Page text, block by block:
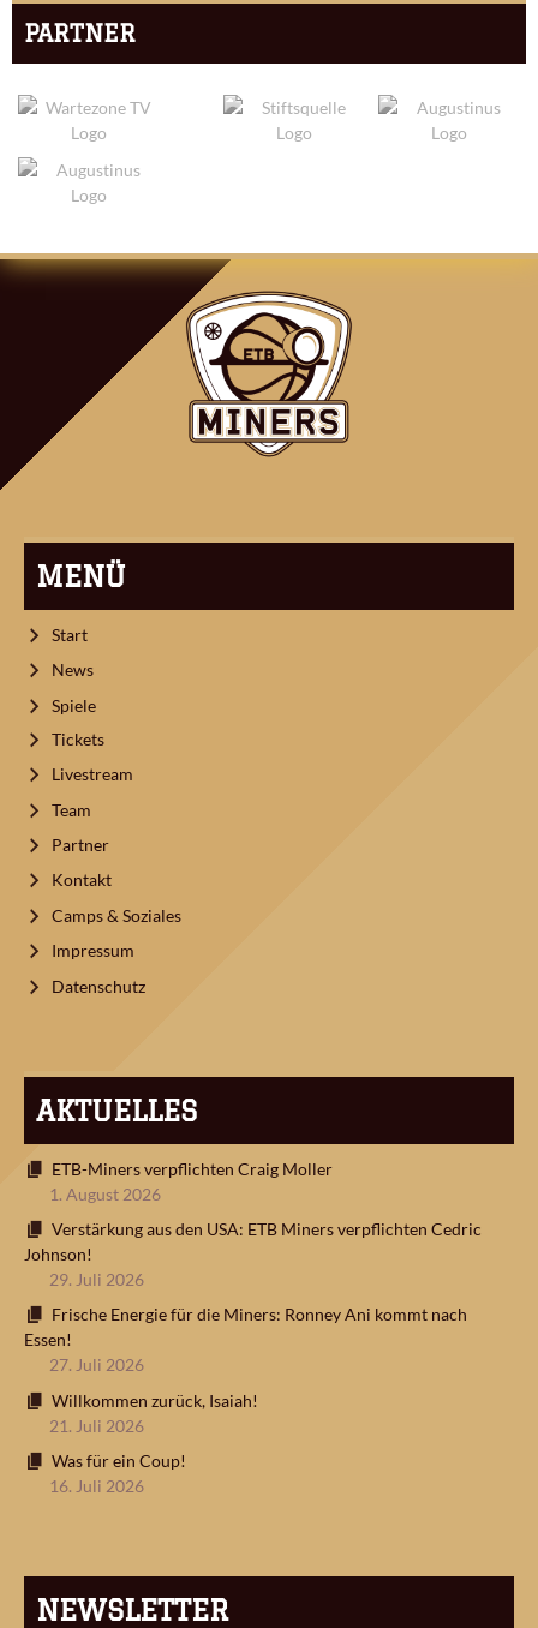
ARTIKEL-
NAVIGATION
PARTNER
MENÜ
Start
News
Spiele
Tickets
Livestream
Team
Partner
Kontakt
Camps & Soziales
Impressum
Datenschutz
AKTUELLES
ETB-Miners verpflichten Craig Moller
1. August 2026
Verstärkung aus den USA: ETB Miners verpflichten Cedric
Johnson!
29. Juli 2026
Frische Energie für die Miners: Ronney Ani kommt nach
Essen!
27. Juli 2026
Willkommen zurück, Isaiah!
21. Juli 2026
Was für ein Coup!
16. Juli 2026
NEWSLETTER